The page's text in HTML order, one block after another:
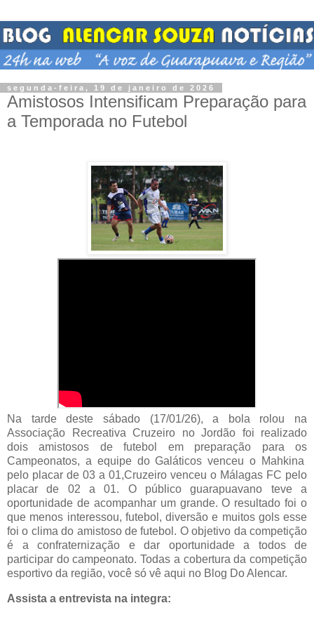
segunda-feira, 19 de janeiro de 2026
Amistosos Intensificam Preparação para
a Temporada no Futebol
Na tarde deste sábado (17/01/26), a bola rolou na
Associação Recreativa Cruzeiro no Jordão foi realizado
dois amistosos de futebol em preparação para os
Campeonatos, a equipe do Galáticos venceu o Mahkina
pelo placar de 03 a 01,Cruzeiro venceu o Málagas FC pelo
placar de 02 a 01. O público guarapuavano teve a
oportunidade de acompanhar um grande. O resultado foi o
que menos interessou, futebol, diversão e muitos gols esse
foi o clima do amistoso de futebol. O objetivo da competição
é a confraternização e dar oportunidade a todos de
participar do campeonato. Todas a cobertura da competição
esportivo da região, você só vê aqui no Blog Do Alencar.
Assista a entrevista na integra: